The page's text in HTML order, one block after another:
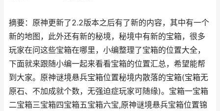
摘要：原神更新了2.2版本之后有了新的内容，其中有一个
新的地图，此外还有新的秘境，秘境中有新的宝箱，很多
玩家在问这些宝箱在哪里，小编整理了宝箱的位置大全，
下面就来跟随小编一起来看看宝箱的位置汇总，希望能帮
到大家。原神谜境悬兵宝箱位置秘境内散落的宝箱(宝箱无
原石、不加成就个数，无强迫症玩家可随缘)。宝箱一宝箱
二宝箱三宝箱四宝箱五宝箱六宝,原神谜境悬兵宝箱位置锦